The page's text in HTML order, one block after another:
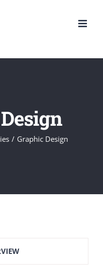
/ Graphic Design